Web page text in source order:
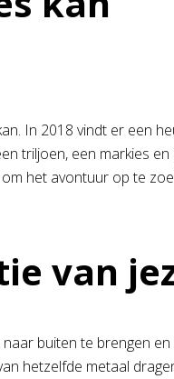
In 2018 vindt er een
triljoen, een markies
het avontuur op te
van
buiten te brengen
hetzelfde metaal